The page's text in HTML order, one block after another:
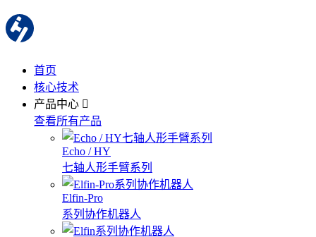
首页
核心技术
产品中心
查看所有产品
Echo / HY
七轴人形手臂系列
Elfin-Pro
系列协作机器人